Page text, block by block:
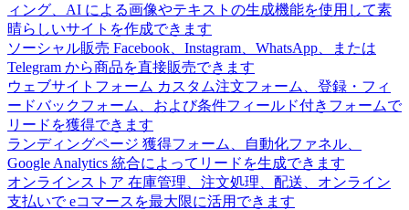
ィング、AI による画像やテキストの生成機能を使用して素
晴らしいサイトを作成できます
ソーシャル販売 Facebook、Instagram、WhatsApp、または
Telegram から商品を直接販売できます
ウェブサイトフォーム カスタム注文フォーム、登録・フィ
ードバックフォーム、および条件フィールド付きフォームで
リードを獲得できます
ランディングページ 獲得フォーム、自動化ファネル、
Google Analytics 統合によってリードを生成できます
オンラインストア 在庫管理、注文処理、配送、オンライン
支払いで eコマースを最大限に活用できます